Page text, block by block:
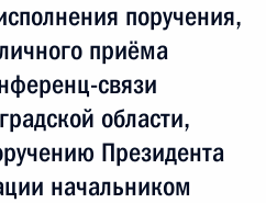
поручения,
приёма
связи
области,
Президента
начальником